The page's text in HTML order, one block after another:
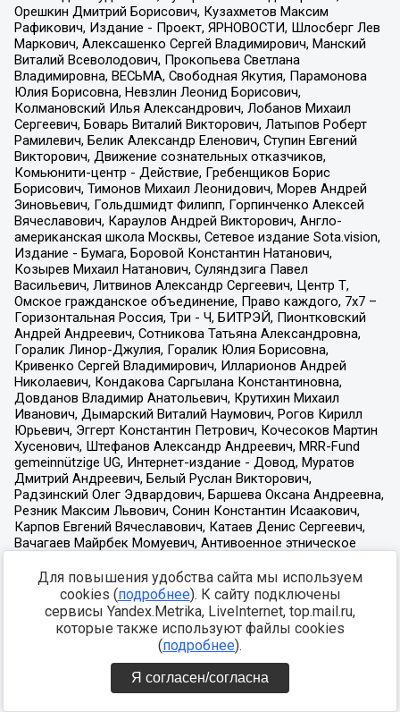
Для повышения удобства сайта мы используем
cookies (подробнее). К сайту подключены
сервисы Yandex.Metrika, LiveInternet, top.mail.ru,
которые также используют файлы cookies
(подробнее).
Я согласен/согласна